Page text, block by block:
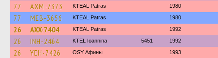
77 AXM-7373 KTEAL Patras 1980
77 MEB-3656 KTEAL Patras 1980
26 AXX-7404 KTEAL Patras 1992
26 INH-2464 KTEL Ioannina 5451 1992
26 YEH-7426 OSY Афины 1993